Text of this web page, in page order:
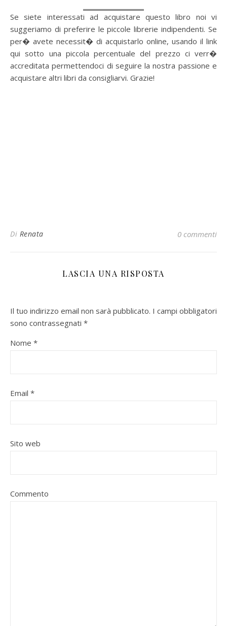
Se siete interessati ad acquistare questo libro noi vi
suggeriamo di preferire le piccole librerie indipendenti. Se
per� avete necessit� di acquistarlo online, usando il link
qui sotto una piccola percentuale del prezzo ci verr�
accreditata permettendoci di seguire la nostra passione e
acquistare altri libri da consigliarvi. Grazie!
Di Renata 0 commenti
LASCIA UNA RISPOSTA
Il tuo indirizzo email non sarà pubblicato. I campi obbligatori
sono contrassegnati *
Nome *
Email *
Sito web
Commento